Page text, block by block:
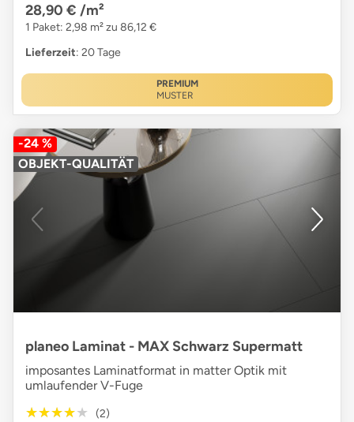
28,90 € /m²
1 Paket: 2,98 m² zu 86,12 €
Lieferzeit: 20 Tage
PREMIUM
MUSTER
-24 %
OBJEKT-QUALITÄT
planeo Laminat - MAX Schwarz Supermatt
imposantes Laminatformat in matter Optik mit
umlaufender V-Fuge
★★★★★
★★★★★ (2)